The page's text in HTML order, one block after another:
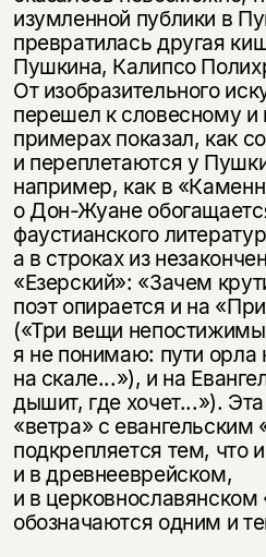
изумленной публики в
превратилась другая
Пушкина, Калипсо
От изобразительного
перешел к словесному и
примерах показал, как
и переплетаются у
например, как в
о Дон-Жуане
фаустианского
а в строках из
«Езерский»: «Зачем
поэт опирается и на
(«Три вещи
я не понимаю: пути орла
на скале...»), и на
дышит, где хочет...»).
«ветра» с евангельским
подкрепляется тем, что
и в древнееврейском,
и в церковнославянском
обозначаются одним и